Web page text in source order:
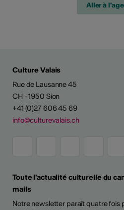
Aller à
Culture Valais
Rue de Lausanne 45
CH - 1950 Sion
+41 (0)27 606 45 69
info@culturevalais.ch
Toute l'actualité culturelle du
mails
Notre newsletter paraît quatre fois